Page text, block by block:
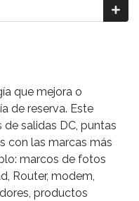
que mejora o
de reserva. Este
salidas DC, puntas
con las marcas más
marcos de fotos
Router, modem,
productos